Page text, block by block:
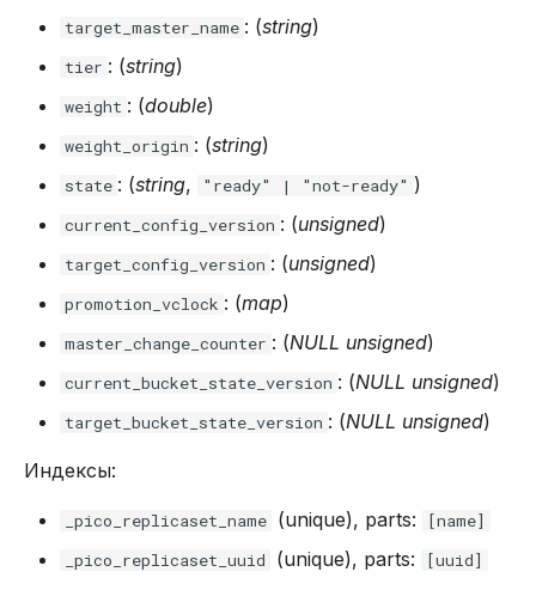
target_master_name : (string)
tier : (string)
weight : (double)
weight_origin : (string)
state : (string, "ready" | "not-ready" )
current_config_version : (unsigned)
target_config_version : (unsigned)
promotion_vclock : (map)
master_change_counter : (NULL unsigned)
current_bucket_state_version : (NULL unsigned)
target_bucket_state_version : (NULL unsigned)
Индексы:
_pico_replicaset_name (unique), parts:
[name]
_pico_replicaset_uuid
(unique), parts: [uuid]